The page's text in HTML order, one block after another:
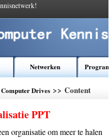
Netwerken
Computer Drives >> Content
PPT
organisatie om meer te halen